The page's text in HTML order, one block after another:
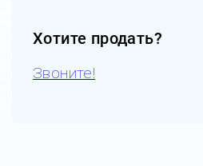
Хотите продать?
Звоните!